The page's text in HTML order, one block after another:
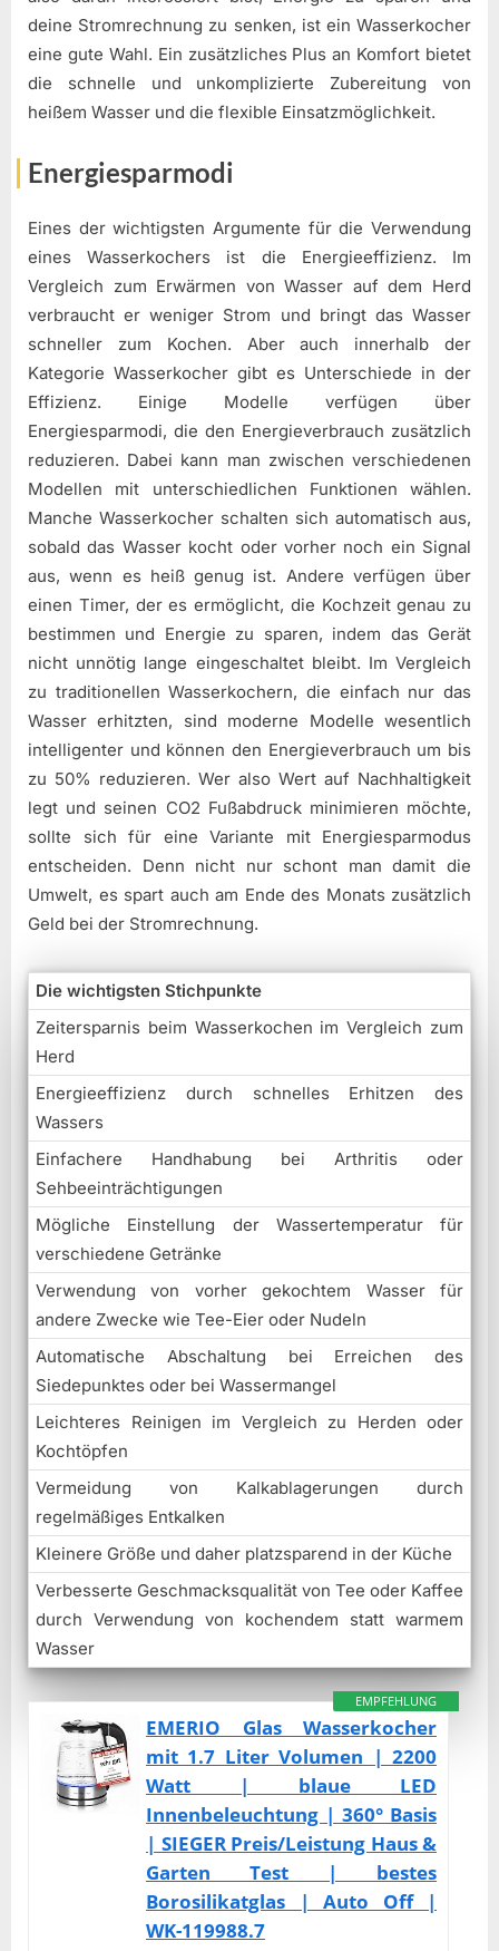
deine Stromrechnung zu senken, ist ein Wasserkocher
eine gute Wahl. Ein zusätzliches Plus an Komfort bietet
die schnelle und unkomplizierte Zubereitung von
heißem Wasser und die flexible Einsatzmöglichkeit.
Energiesparmodi
Eines der wichtigsten Argumente für die Verwendung
eines Wasserkochers ist die Energieeffizienz. Im
Vergleich zum Erwärmen von Wasser auf dem Herd
verbraucht er weniger Strom und bringt das Wasser
schneller zum Kochen. Aber auch innerhalb der
Kategorie Wasserkocher gibt es Unterschiede in der
Effizienz. Einige Modelle verfügen über
Energiesparmodi, die den Energieverbrauch zusätzlich
reduzieren. Dabei kann man zwischen verschiedenen
Modellen mit unterschiedlichen Funktionen wählen.
Manche Wasserkocher schalten sich automatisch aus,
sobald das Wasser kocht oder vorher noch ein Signal
aus, wenn es heiß genug ist. Andere verfügen über
einen Timer, der es ermöglicht, die Kochzeit genau zu
bestimmen und Energie zu sparen, indem das Gerät
nicht unnötig lange eingeschaltet bleibt. Im Vergleich
zu traditionellen Wasserkochern, die einfach nur das
Wasser erhitzten, sind moderne Modelle wesentlich
intelligenter und können den Energieverbrauch um bis
zu 50% reduzieren. Wer also Wert auf Nachhaltigkeit
legt und seinen CO2 Fußabdruck minimieren möchte,
sollte sich für eine Variante mit Energiesparmodus
entscheiden. Denn nicht nur schont man damit die
Umwelt, es spart auch am Ende des Monats zusätzlich
Geld bei der Stromrechnung.
Die wichtigsten Stichpunkte
Zeitersparnis beim Wasserkochen im Vergleich zum
Herd
Energieeffizienz durch schnelles Erhitzen des
Wassers
Einfachere Handhabung bei Arthritis oder
Sehbeeinträchtigungen
Mögliche Einstellung der Wassertemperatur für
verschiedene Getränke
Verwendung von vorher gekochtem Wasser für
andere Zwecke wie Tee-Eier oder Nudeln
Automatische Abschaltung bei Erreichen des
Siedepunktes oder bei Wassermangel
Leichteres Reinigen im Vergleich zu Herden oder
Kochtöpfen
Vermeidung von Kalkablagerungen durch
regelmäßiges Entkalken
Kleinere Größe und daher platzsparend in der Küche
Verbesserte Geschmacksqualität von Tee oder Kaffee
durch Verwendung von kochendem statt warmem
Wasser
EMPFEHLUNG
EMERIO Glas Wasserkocher
mit 1.7 Liter Volumen | 2200
Watt | blaue LED
Innenbeleuchtung | 360° Basis
| SIEGER Preis/Leistung Haus &
Garten Test | bestes
Borosilikatglas | Auto Off |
WK-119988.7